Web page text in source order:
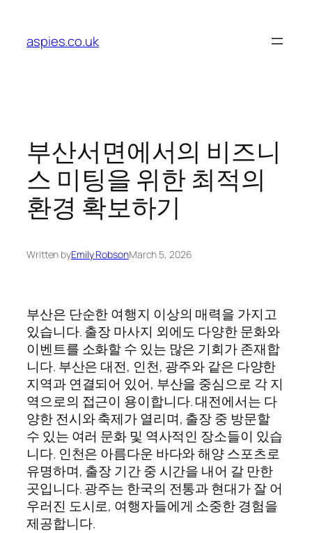
content
aspies.co.uk
부산서면에서의 비즈니
스 미팅을 위한 최적의
환경 확보하기
Written byEmily RobsonMarch 5, 2026
부산은 단순한 여행지 이상의 매력을 가지고
있습니다. 출장 마사지 외에도 다양한 문화와
이벤트를 소화할 수 있는 많은 기회가 존재합
니다. 부산은 대전, 인천, 광주와 같은 다양한
지역과 연결되어 있어, 부산을 중심으로 각 지
역으로의 접근이 용이합니다. 대전에서는 다
양한 전시와 축제가 열리며, 출장 중 방문할
수 있는 여러 문화 및 역사적인 장소들이 있습
니다. 인천은 아름다운 바다와 해양 스포츠로
유명하며, 출장 기간 중 시간을 내어 갈 만한
곳입니다. 광주는 한국의 전통과 현대가 잘 어
우러진 도시로, 여행자들에게 소중한 경험을
제공합니다.